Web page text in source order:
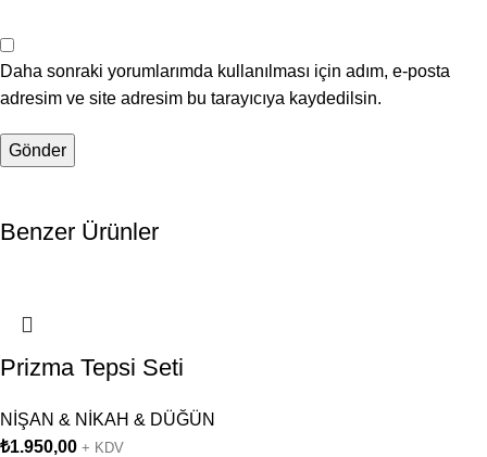
Daha sonraki yorumlarımda kullanılması için adım, e-posta
adresim ve site adresim bu tarayıcıya kaydedilsin.
Benzer Ürünler
Prizma Tepsi Seti
NİŞAN & NİKAH & DÜĞÜN
₺1.950,00 + KDV